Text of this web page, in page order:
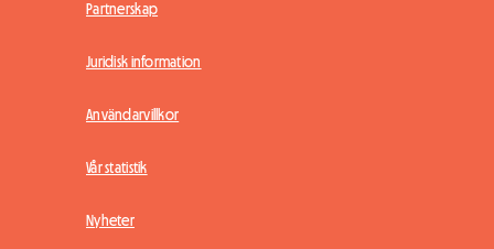
Partnerskap
Juridisk information
Användarvillkor
Vår statistik
Nyheter